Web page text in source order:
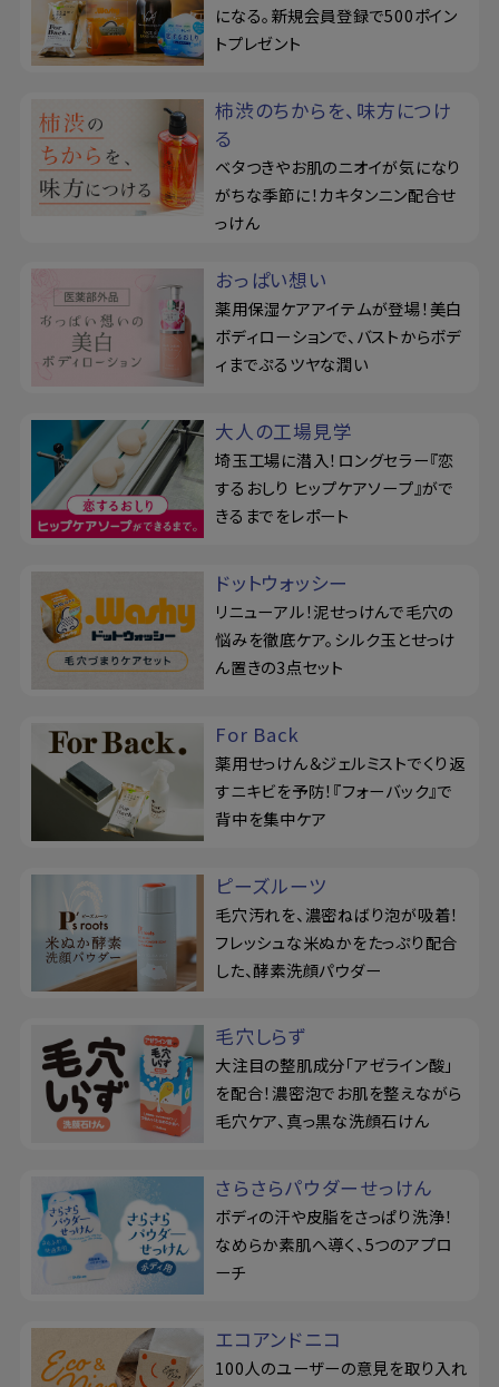
になる。新規会員登録で500ポイン
トプレゼント
柿渋のちからを、味方につけ
る
ベタつきやお肌のニオイが気になり
がちな季節に！カキタンニン配合せ
っけん
おっぱい想い
薬用保湿ケアアイテムが登場！美白
ボディローションで、バストからボデ
ィまでぷるツヤな潤い
大人の工場見学
埼玉工場に潜入！ロングセラー『恋
するおしり ヒップケアソープ』がで
きるまでをレポート
ドットウォッシー
リニューアル！泥せっけんで毛穴の
悩みを徹底ケア。シルク玉とせっけ
ん置きの3点セット
For Back
薬用せっけん＆ジェルミストでくり返
すニキビを予防！『フォーバック』で
背中を集中ケア
ピーズルーツ
毛穴汚れを、濃密ねばり泡が吸着！
フレッシュな米ぬかをたっぷり配合
した、酵素洗顔パウダー
毛穴しらず
大注目の整肌成分「アゼライン酸」
を配合！濃密泡でお肌を整えながら
毛穴ケア、真っ黒な洗顔石けん
さらさらパウダーせっけん
ボディの汗や皮脂をさっぱり洗浄！
なめらか素肌へ導く、5つのアプロ
ーチ
エコアンドニコ
100人のユーザーの意見を取り入れ